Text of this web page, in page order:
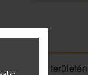
gépészet